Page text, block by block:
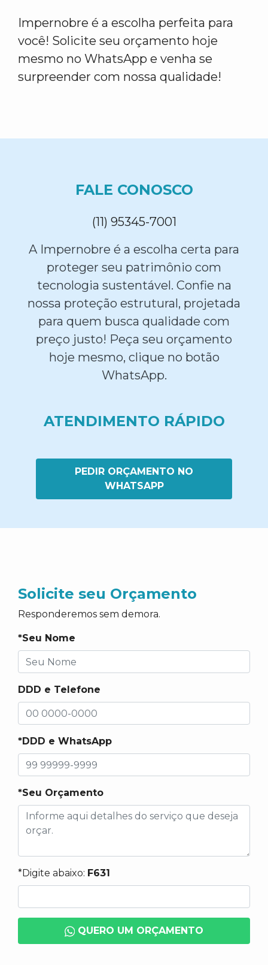
Impernobre é a escolha perfeita para
você! Solicite seu orçamento hoje
mesmo no WhatsApp e venha se
surpreender com nossa qualidade!
FALE CONOSCO
(11) 95345-7001
A Impernobre é a escolha certa para
proteger seu patrimônio com
tecnologia sustentável. Confie na
nossa proteção estrutural, projetada
para quem busca qualidade com
preço justo! Peça seu orçamento
hoje mesmo, clique no botão
WhatsApp.
ATENDIMENTO RÁPIDO
PEDIR ORÇAMENTO NO
WHATSAPP
Solicite seu Orçamento
Responderemos sem demora.
*Seu Nome
DDD e Telefone
*DDD e WhatsApp
*Seu Orçamento
*Digite abaixo: F631
QUERO UM ORÇAMENTO